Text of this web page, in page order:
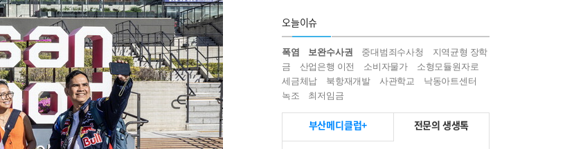
오늘이슈
폭염 보완수사권 중대범죄수사청
지역균형 장학
금
산업은행 이전 소비자물가
소형모듈원자로
세금체납
북항재개발 사관학교
낙동아트센터
녹조
최저임금
부산메디클럽+ 전문의 생생톡